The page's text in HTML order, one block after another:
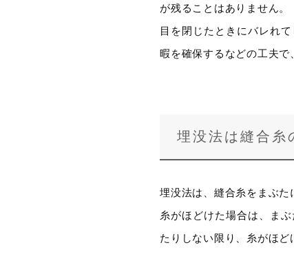
が残ることはありません。
目を閉じたときにバレれ
暇を確保するなどの工夫で
埋没法は縫合糸
埋没法は、縫合糸をまぶた
糸がほどけた場合は、ま
たりしない限り、糸がほど